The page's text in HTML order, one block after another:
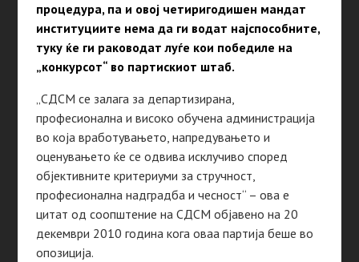
процедура, па и овој четиригодишен мандат
институциите нема да ги водат најспособните,
туку ќе ги раководат луѓе кои победиле на
„конкурсот“ во партискиот штаб.
„СДСМ се залага за департизирана,
професионална и високо обучена администрација
во која вработувањето, напредувањето и
оценувањето ќе се одвива исклучиво според
објективните критериуми за стручност,
професионална надградба и чесност“ – ова е
цитат од соопштение на СДСМ објавено на 20
декември 2010 година кога оваа партија беше во
опозиција.